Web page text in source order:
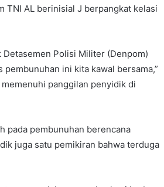
TNI AL berinisial J berpangkat kelasi
Polisi Militer (Denpom)
ini kita kawal bersama,”
panggilan penyidik di
pada pembunuhan berencana
juga satu pemikiran bahwa terduga